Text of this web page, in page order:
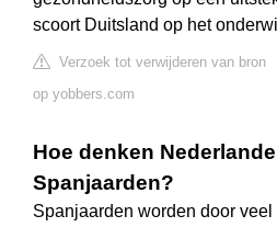
scoort Duitsland op het
Verzoek tot verwijderen van bron
op yobbers.com
Hoe denken
Spanjaarden?
Spanjaarden worden door